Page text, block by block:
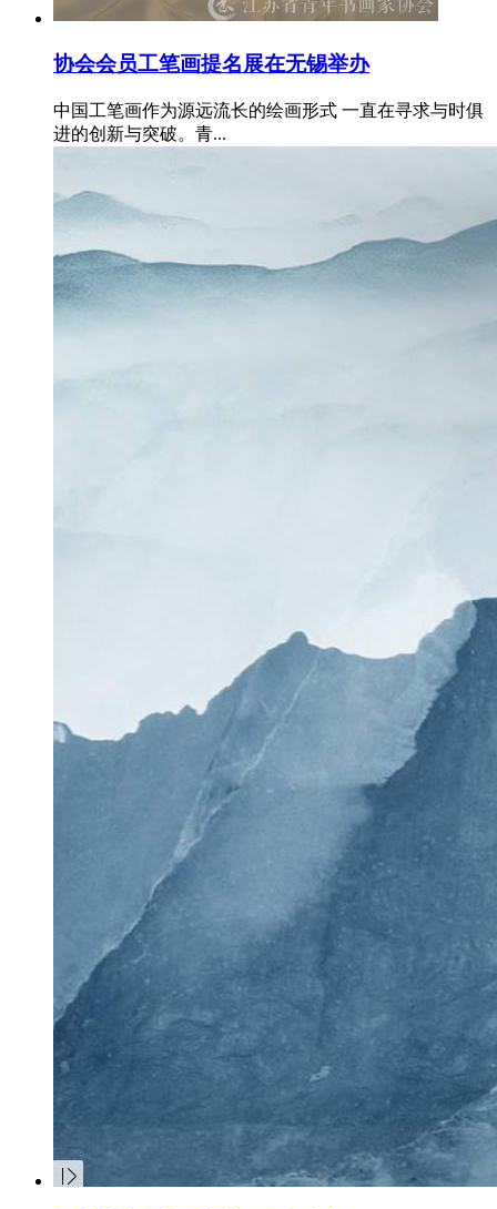
协会会员工笔画提名展在无锡举办
中国工笔画作为源远流长的绘画形式 一直在寻求与时俱
进的创新与突破。青...